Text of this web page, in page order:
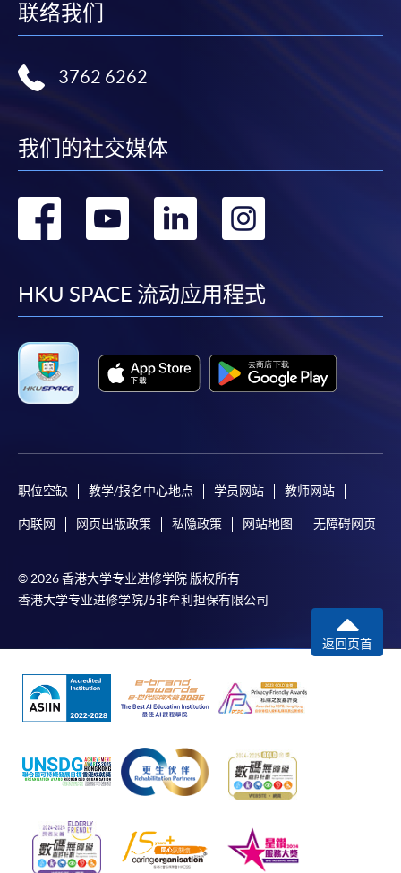
报名办法
1. 现金、「易办事」（EPS）、微信支付
(WeChat Pay) 或支付宝(Alipay)
办事」、微信支付（WeChat Pay）或支付宝
（Alipay） 缴付学费。
2. 支票或银行本票
如以划线支票或银行本票缴付，抬头请注明「香港大
人姓名。 阁下可：
证明文件；
或可将上述文件一并寄交各报名中心，信封上请注明
「报读课程」，惟学院对邮递失误而遗失的支票及个
申请人可亲临学院任何一所报名中心，以 VISA 或
Mastercard（包括「香港大学专业进修学院
Mastercard卡持有人，如报读课程满港币2,000元，可
享有十个月免息分期付款优惠，惟课程申请人必须为
信用卡持有人。详情请向学院报名中心职员查询。
大部份公开招生的课程（以先到先得形式报名）及个
别学历颁授课程提供网上报名/注册服务，申请人可在
Mastercard缴付有关课程的报名费或学费。除上述支
付方式之外，如就读学历颁授课程设有网上服务，学
员亦可以微信支付（Online WeChat Pay）、支付宝
（Online Alipay）或转数快（FPS）缴付学费，详情请
参阅报名办法 - 网上报名服务
联络我们
3762 6262
我们的社交媒体
转
facebook
转
youtube
转
linkedin
HKU SPACE 流动应用程式
职位空缺 教学/报名中心地点 学员网站 教师网站
内联网 网页出版政策 私隐政策 网站地图 无障碍网页
© 2026 香港大学专业进修学院 版权所有
香港大学专业进修学院乃非牟利担保有限公司
返回页首